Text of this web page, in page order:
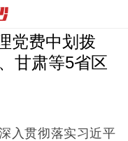
党费中划拨
甘肃等5省区
贯彻落实习近平